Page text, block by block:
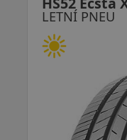
LETNÍ PNEU